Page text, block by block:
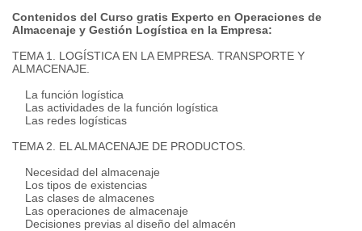
Contenidos del Curso gratis Experto en Operaciones de
Almacenaje y Gestión Logística en la Empresa:
TEMA 1. LOGÍSTICA EN LA EMPRESA. TRANSPORTE Y
ALMACENAJE.
La función logística
Las actividades de la función logística
Las redes logísticas
TEMA 2. EL ALMACENAJE DE PRODUCTOS.
Necesidad del almacenaje
Los tipos de existencias
Las clases de almacenes
Las operaciones de almacenaje
Decisiones previas al diseño del almacén